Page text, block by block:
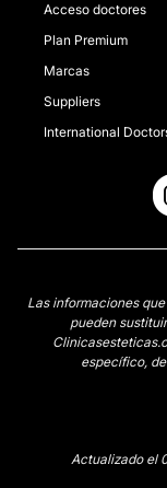
Acceso doctores
Plan Premium
Marcas
Suppliers
International
Las informaciones
pueden
específico,
Actualizado el